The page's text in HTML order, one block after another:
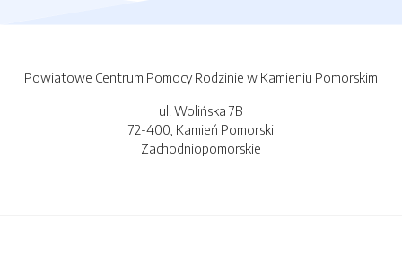
Powiatowe Centrum Pomocy Rodzinie w Kamieniu Pomorskim
ul. Wolińska 7B
72-400, Kamień Pomorski
Zachodniopomorskie